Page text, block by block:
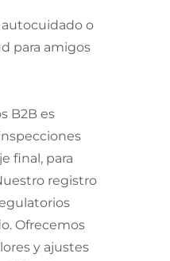
o
para amigos
B2B es
final, para
registro
Ofrecemos
y ajustes